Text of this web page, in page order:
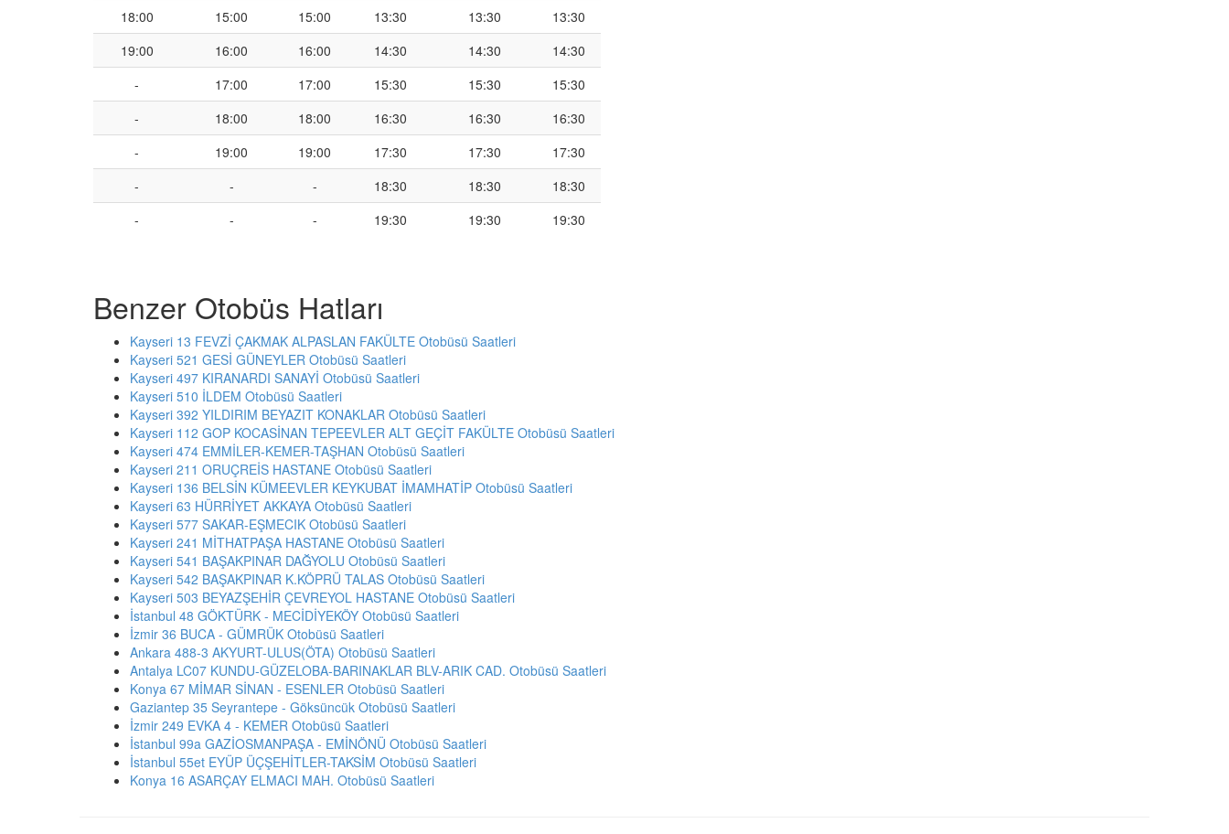
18:00
15:00 15:00 13:30 13:30
13:30
19:00
16:00 16:00 14:30 14:30
14:30
-
17:00 17:00 15:30 15:30
15:30
-
18:00 18:00 16:30 16:30
16:30
-
19:00 19:00 17:30 17:30
17:30
-
- - 18:30 18:30
18:30
-
- - 19:30 19:30 19:30
Benzer Otobüs Hatları
Kayseri 13 FEVZİ ÇAKMAK ALPASLAN FAKÜLTE Otobüsü Saatleri
Kayseri 521 GESİ GÜNEYLER Otobüsü Saatleri
Kayseri 497 KIRANARDI SANAYİ Otobüsü Saatleri
Kayseri 510 İLDEM Otobüsü Saatleri
Kayseri 392 YILDIRIM BEYAZIT KONAKLAR Otobüsü Saatleri
Kayseri 112 GOP KOCASİNAN TEPEEVLER ALT GEÇİT FAKÜLTE Otobüsü Saatleri
Kayseri 474 EMMİLER-KEMER-TAŞHAN Otobüsü Saatleri
Kayseri 211 ORUÇREİS HASTANE Otobüsü Saatleri
Kayseri 136 BELSİN KÜMEEVLER KEYKUBAT İMAMHATİP Otobüsü Saatleri
Kayseri 63 HÜRRİYET AKKAYA Otobüsü Saatleri
Kayseri 577 SAKAR-EŞMECIK Otobüsü Saatleri
Kayseri 241 MİTHATPAŞA HASTANE Otobüsü Saatleri
Kayseri 541 BAŞAKPINAR DAĞYOLU Otobüsü Saatleri
Kayseri 542 BAŞAKPINAR K.KÖPRÜ TALAS Otobüsü Saatleri
Kayseri 503 BEYAZŞEHİR ÇEVREYOL HASTANE Otobüsü Saatleri
İstanbul 48 GÖKTÜRK - MECİDİYEKÖY Otobüsü Saatleri
İzmir 36 BUCA - GÜMRÜK Otobüsü Saatleri
Ankara 488-3 AKYURT-ULUS(ÖTA) Otobüsü Saatleri
Antalya LC07 KUNDU-GÜZELOBA-BARINAKLAR BLV-ARIK CAD. Otobüsü Saatleri
Konya 67 MİMAR SİNAN - ESENLER Otobüsü Saatleri
Gaziantep 35 Seyrantepe - Göksüncük Otobüsü Saatleri
İzmir 249 EVKA 4 - KEMER Otobüsü Saatleri
İstanbul 99a GAZİOSMANPAŞA - EMİNÖNÜ Otobüsü Saatleri
İstanbul 55et EYÜP ÜÇŞEHİTLER-TAKSİM Otobüsü Saatleri
Konya 16 ASARÇAY ELMACI MAH. Otobüsü Saatleri